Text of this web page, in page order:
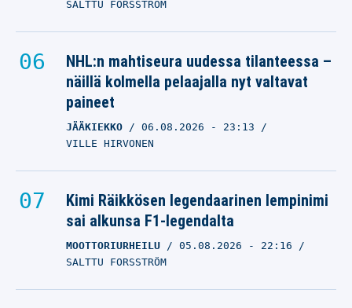
SALTTU FORSSTRÖM
NHL:n mahtiseura uudessa tilanteessa –
näillä kolmella pelaajalla nyt valtavat
paineet
JÄÄKIEKKO 06.08.2026 - 23:13
VILLE HIRVONEN
Kimi Räikkösen legendaarinen lempinimi
sai alkunsa F1-legendalta
MOOTTORIURHEILU 05.08.2026 - 22:16
SALTTU FORSSTRÖM